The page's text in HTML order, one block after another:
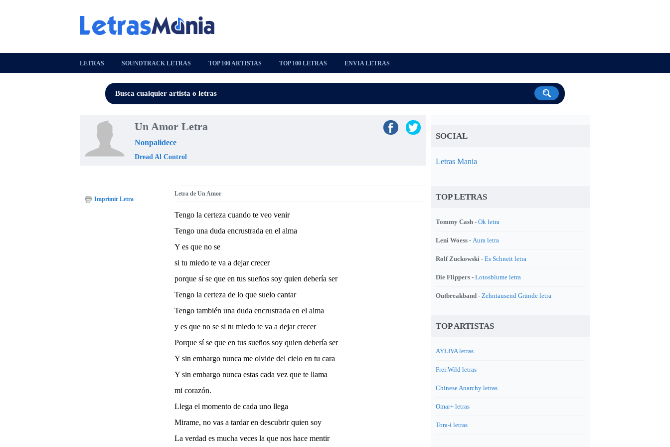
LETRAS SOUNDTRACK LETRAS TOP 100 ARTISTAS TOP 100 LETRAS ENVIA LETRAS
Un Amor Letra
Nonpalidece
Dread Al Control
Letra de Un Amor
Tengo la certeza cuando te veo venir
Tengo una duda encrustrada en el alma
Y es que no se
si tu miedo te va a dejar crecer
porque sí­ se que en tus sueños soy quien debería ser
Tengo la certeza de lo que suelo cantar
Tengo también una duda encrustrada en el alma
y es que no se si tu miedo te va a dejar crecer
Porque sí se que en tus sueños soy quien debería ser
Y sin embargo nunca me olvide del cielo en tu cara
Y sin embargo nunca estas cada vez que te llama
mi corazón.
Llega el momento de cada uno llega
Mirame, no vas a tardar en descubrir quien soy
La verdad es mucha veces la que nos hace mentir
Imprimir Letra
SOCIAL
Letras Mania
TOP LETRAS
Tommy Cash - Ok letra
Leni Woess - Aura letra
Rolf Zuckowski - Es Schneit letra
Die Flippers - Lotosblume letra
Outbreakband - Zehntausend Gründe letra
TOP ARTISTAS
AYLIVA letras
Frei.Wild letras
Chinese Anarchy letras
Omar+ letras
Tora-i letras